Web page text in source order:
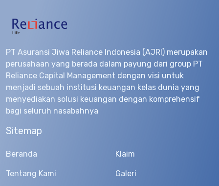
PT Asuransi Jiwa Reliance Indonesia (AJRI) merupakan
perusahaan yang berada dalam payung dari group PT
Reliance Capital Management dengan visi untuk
menjadi sebuah institusi keuangan kelas dunia yang
menyediakan solusi keuangan dengan komprehensif
bagi seluruh nasabahnya
Sitemap
Beranda Klaim
Tentang Kami Galeri